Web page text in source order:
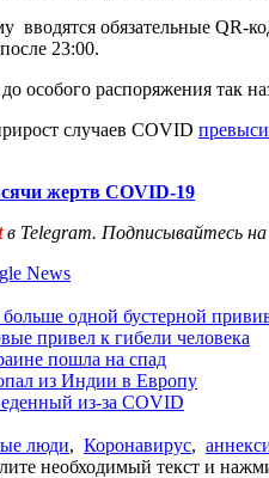
вводятся обязательные QR-
23:00.
особого распоряжения так
случаев COVID
жертв COVID-19
в Telegram. Подписывайтесь
News
одной бустерной
привел к гибели человека
пошла на спад
из Индии в Европу
из-за COVID
люди, Коронавирус,
необходимый текст и